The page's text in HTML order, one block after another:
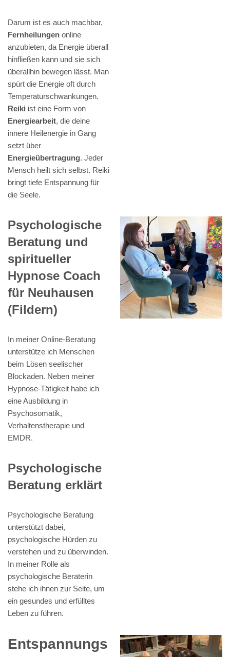
Darum ist es auch machbar,
Fernheilungen online
anzubieten, da Energie überall
hinfließen kann und sie sich
überallhin bewegen lässt. Man
spürt die Energie oft durch
Temperaturschwankungen.
Reiki ist eine Form von
Energiearbeit, die deine
innere Heilenergie in Gang
setzt über
Energieübertragung. Jeder
Mensch heilt sich selbst. Reiki
bringt tiefe Entspannung für
die Seele.
Psychologische
Beratung und
spiritueller
Hypnose Coach
für Neuhausen
(Fildern)
In meiner Online-Beratung
unterstütze ich Menschen
beim Lösen seelischer
Blockaden. Neben meiner
Hypnose-Tätigkeit habe ich
eine Ausbildung in
Psychosomatik,
Verhaltenstherapie und
EMDR.
Psychologische
Beratung erklärt
Psychologische Beratung
unterstützt dabei,
psychologische Hürden zu
verstehen und zu überwinden.
In meiner Rolle als
psychologische Beraterin
stehe ich ihnen zur Seite, um
ein gesundes und erfülltes
Leben zu führen.
Entspannungs